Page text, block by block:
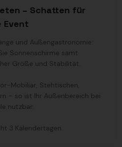
– Schatten für
Event
und Außengastronomie:
Sonnenschirme samt
Größe und Stabilität.
Mobiliar, Stehtischen,
– so ist Ihr Außenbereich bei
nutzbar.
3 Kalendertagen.